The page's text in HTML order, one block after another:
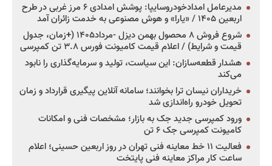
مدیرعامل امدادخودروسایپا: پوشش امدادی ۶ مرز غربی در طرح
اربعین ۱۴۰۵ / «یارا» و هوش مصنوعی به خدمت زائران آمد
شروع فروش ۸ محصول بهمن دیزل -مرداد۱۴۰۵ (+زمان، جدول
قیمت و شرایط) / اعلام قیمت کامیونت فورس ۳.۸ تن کمپرسی
هشدار قطعه‌سازان: این سیاست، تولید و سرمایه‌گذاری را نابود
می‌کند
خریداران نیسان ترا بخوانند؛ سامانه آنلاین پیگیری قرارداد و زمان
تحویل خودرو راه‌اندازی شد
ورود کمپرسی جدید جک به بازار؛ مشخصات فنی و امکانات
کامیونت کمپرسی جک ۶ تن
فعالیت ۱۱ خط معاینه فنی تهران در روز اربعین حسینی؛ اعلام
ساعت کار مراکز معاینه فنی پایتخت